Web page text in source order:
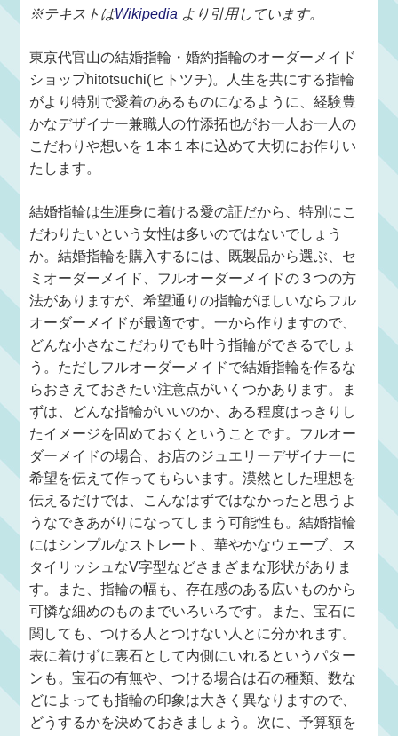
※テキストはWikipedia より引用しています。
東京代官山の結婚指輪・婚約指輪のオーダーメイド
ショップhitotsuchi(ヒトツチ)。人生を共にする指輪
がより特別で愛着のあるものになるように、経験豊
かなデザイナー兼職人の竹添拓也がお一人お一人の
こだわりや想いを１本１本に込めて大切にお作りい
たします。
結婚指輪は生涯身に着ける愛の証だから、特別にこ
だわりたいという女性は多いのではないでしょう
か。結婚指輪を購入するには、既製品から選ぶ、セ
ミオーダーメイド、フルオーダーメイドの３つの方
法がありますが、希望通りの指輪がほしいならフル
オーダーメイドが最適です。一から作りますので、
どんな小さなこだわりでも叶う指輪ができるでしょ
う。ただしフルオーダーメイドで結婚指輪を作るな
らおさえておきたい注意点がいくつかあります。ま
ずは、どんな指輪がいいのか、ある程度はっきりし
たイメージを固めておくということです。フルオー
ダーメイドの場合、お店のジュエリーデザイナーに
希望を伝えて作ってもらいます。漠然とした理想を
伝えるだけでは、こんなはずではなかったと思うよ
うなできあがりになってしまう可能性も。結婚指輪
にはシンプルなストレート、華やかなウェーブ、ス
タイリッシュなV字型などさまざまな形状がありま
す。また、指輪の幅も、存在感のある広いものから
可憐な細めのものまでいろいろです。また、宝石に
関しても、つける人とつけない人とに分かれます。
表に着けずに裏石として内側にいれるというパター
ンも。宝石の有無や、つける場合は石の種類、数な
どによっても指輪の印象は大きく異なりますので、
どうするかを決めておきましょう。次に、予算額を